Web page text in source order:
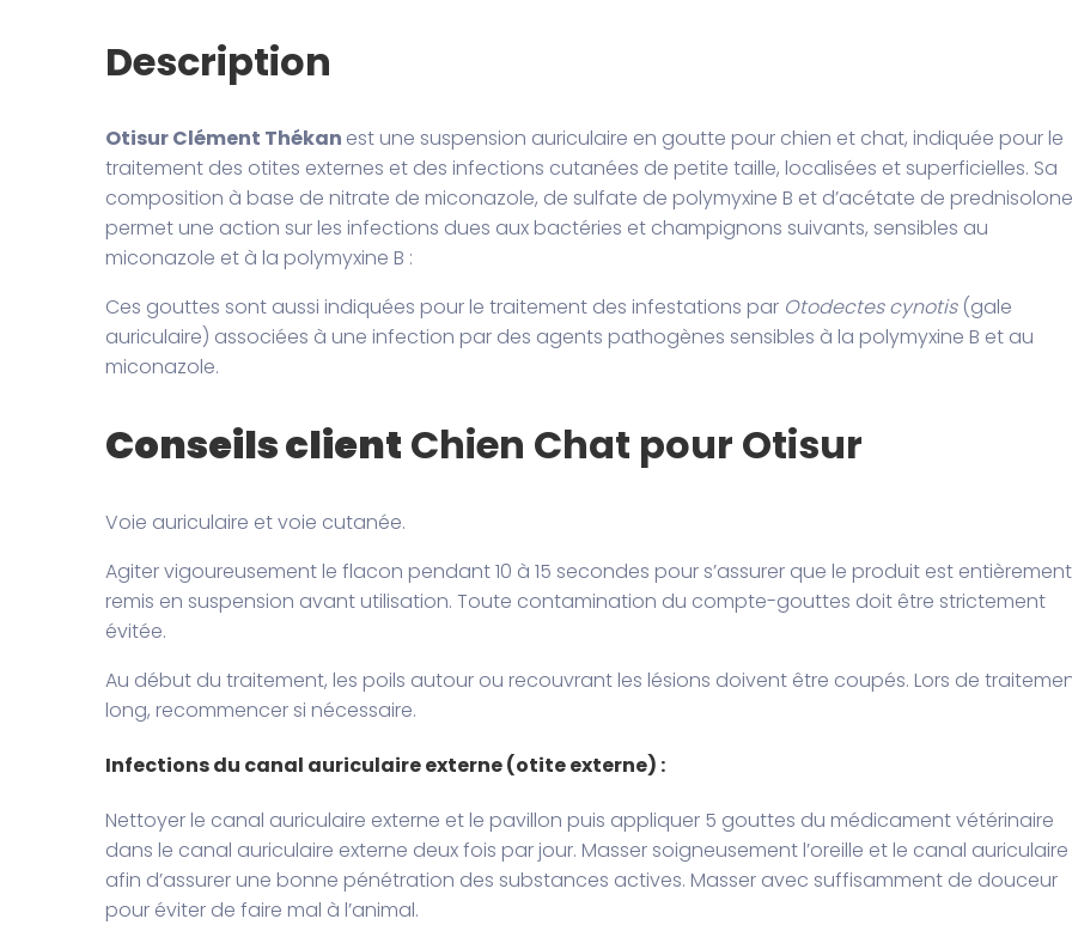
Description
Otisur Clément Thékan est une suspension auriculaire en goutte pour chien et chat, indiquée pour le
traitement des otites externes et des infections cutanées de petite taille, localisées et superficielles. Sa
composition à base de nitrate de miconazole, de sulfate de polymyxine B et d’acétate de prednisolone
permet une action sur les infections dues aux bactéries et champignons suivants, sensibles au
miconazole et à la polymyxine B :
Ces gouttes sont aussi indiquées pour le traitement des infestations par Otodectes cynotis (gale
auriculaire) associées à une infection par des agents pathogènes sensibles à la polymyxine B et au
miconazole.
Conseils client Chien Chat pour Otisur
Voie auriculaire et voie cutanée.
Agiter vigoureusement le flacon pendant 10 à 15 secondes pour s’assurer que le produit est entièrement
remis en suspension avant utilisation. Toute contamination du compte-gouttes doit être strictement
évitée.
Au début du traitement, les poils autour ou recouvrant les lésions doivent être coupés. Lors de
long, recommencer si nécessaire.
Infections du canal auriculaire externe (otite externe) :
Nettoyer le canal auriculaire externe et le pavillon puis appliquer 5 gouttes du médicament vétérinaire
dans le canal auriculaire externe deux fois par jour. Masser soigneusement l’oreille et le canal auriculaire
afin d’assurer une bonne pénétration des substances actives. Masser avec suffisamment de douceur
pour éviter de faire mal à l’animal.